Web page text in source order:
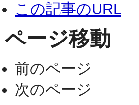
この記事のURL
ページ移動
前のページ
次のページ